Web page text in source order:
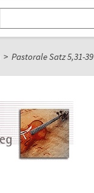
> Pastorale Satz 5,31-39